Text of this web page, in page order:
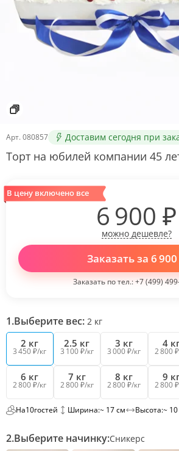
Арт. 080857 Доставим сегодня при
Торт на юбилей компании 45
1.Выберите вес: 2 кг
2 кг
3 450 ₽/кг
2.5 кг
3 100 ₽/кг
3 кг
3 000 ₽/кг
4
2 800
6 кг
2 800 ₽/кг
7 кг
2 800 ₽/кг
8 кг
2 800 ₽/кг
9
2 800
На10гостей Ширина:~ 17 см Высота:~
2.Выберите начинку:Сникерс
В цену включено все
6 900 ₽
можно дешевле?
Заказать за 6 900
Заказать по тел.:+7 (499)